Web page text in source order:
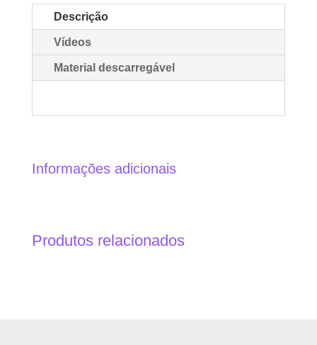
Descrição
Vídeos
Material descarregável
Informações adicionais
Produtos relacionados